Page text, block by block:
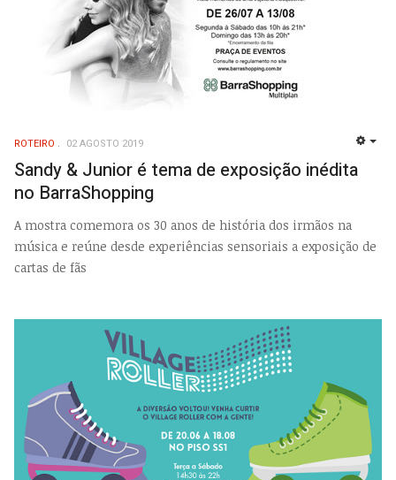
ROTEIRO 02 AGOSTO 2019
Sandy & Junior é tema de exposição inédita
no BarraShopping
A mostra comemora os 30 anos de história dos irmãos na
música e reúne desde experiências sensoriais a exposição de
cartas de fãs